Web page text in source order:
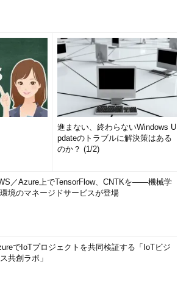
進まない、終わらないWindows U
pdateのトラブルに解決策はある
のか？ (1/2)
／Azure上でTensorFlow、CNTKを――機械学
境のマネージドサービスが登場
でIoTプロジェクトを共同検証する「IoTビジ
共創ラボ」